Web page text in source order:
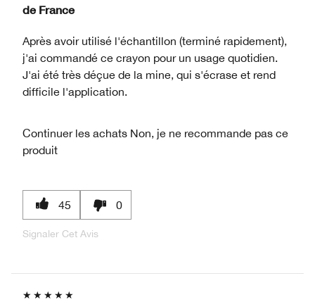
de France
Après avoir utilisé l'échantillon (terminé rapidement),
j'ai commandé ce crayon pour un usage quotidien.
J'ai été très déçue de la mine, qui s'écrase et rend
difficile l'application.
Continuer les achats Non, je ne recommande pas ce
produit
45 0
Signaler Cet Avis